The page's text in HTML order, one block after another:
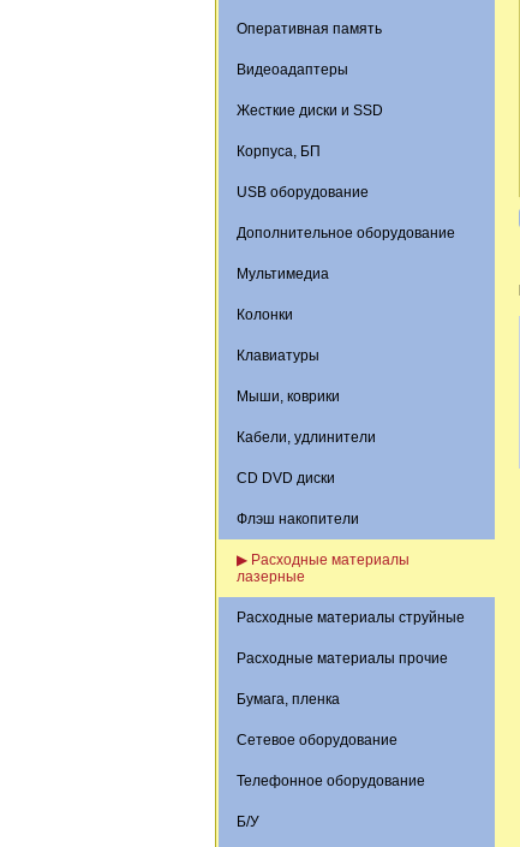
Оперативная память
Видеоадаптеры
Жесткие диски и SSD
Корпуса, БП
USB оборудование
Дополнительное оборудование
Мультимедиа
Колонки
Клавиатуры
Мыши, коврики
Кабели, удлинители
CD DVD диски
Флэш накопители
▶ Расходные материалы
лазерные
Расходные материалы струйные
Расходные материалы прочие
Бумага, пленка
Сетевое оборудование
Телефонное оборудование
Б/У